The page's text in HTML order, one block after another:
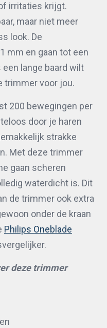
irritaties krijgt.
maar niet meer
look. De
mm en gaan tot een
lange baard wilt
trimmer voor jou.
200 bewegingen per
door je haren
strakke
Met deze trimmer
gaan scheren
waterdicht is. Dit
de trimmer ook extra
onder de kraan
Philips Oneblade
deze trimmer